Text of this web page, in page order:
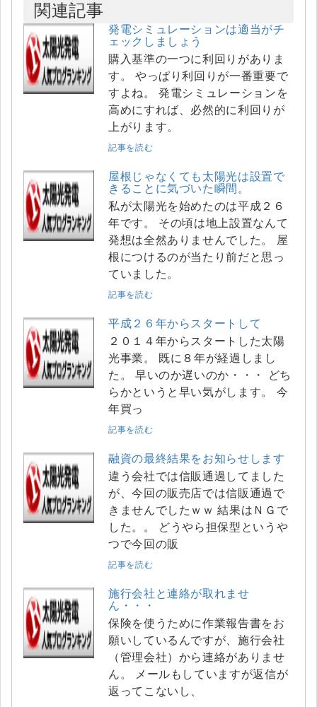
関連記事
発電シミュレーションは適当がチ
ェックしましょう
購入基準の一つに利回りがありま
す。 やっぱり利回りが一番重要で
すよね。 発電シミュレーションを
高めにすれば、必然的に利回りが
上がります。
記事を読む
屋根じゃなくても太陽光は設置で
きることに気づいた瞬間。
私が太陽光を始めたのは平成２６
年です。 その頃は地上設置なんて
発想は全然ありませんでした。 屋
根につけるのが当たり前だと思っ
ていました。
記事を読む
平成２６年からスタートして
２０１４年からスタートした太陽
光事業。 既に８年が経過しまし
た。 早いのか遅いのか・・・ どち
らかというと早い気がします。 今
年買っ
記事を読む
融資の最終結果をお知らせします
違う会社では信販通過してました
が、今回の販売店では信販通過で
きませんでしたｗｗ 結果はＮＧで
した。。 どうやら担保型というや
つで今回の販
記事を読む
施行会社と連絡が取れませ
ん・・・
保険を使うために作業報告書をお
願いしているんですが、施行会社
（管理会社）から連絡がありませ
ん。 メールもしていますが返信が
返ってこないし、